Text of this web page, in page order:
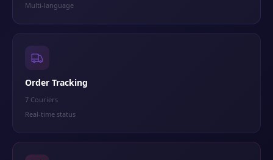
Multi-language
Order Tracking
7 Couriers
Real-time status